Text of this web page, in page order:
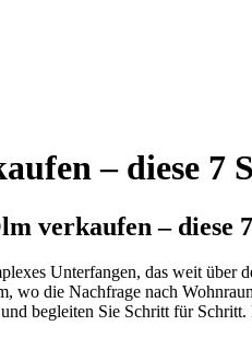
– diese 7
verkaufen – diese
Unterfangen, das weit
wo die Nachfrage nach
begleiten Sie Schritt für